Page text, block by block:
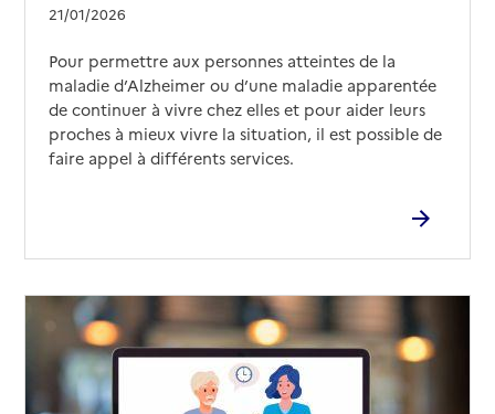
21/01/2026
Pour permettre aux personnes atteintes de la
maladie d’Alzheimer ou d’une maladie apparentée
de continuer à vivre chez elles et pour aider leurs
proches à mieux vivre la situation, il est possible de
faire appel à différents services.